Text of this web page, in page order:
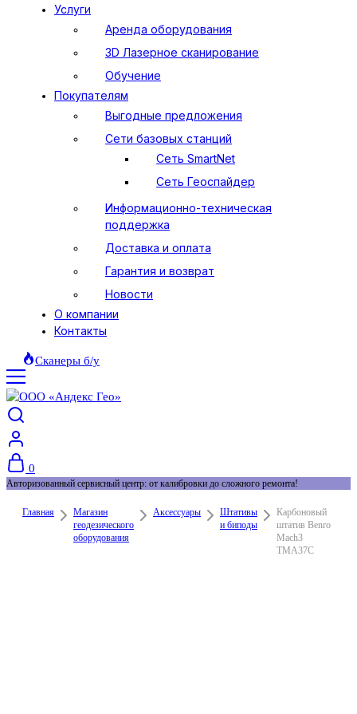
Услуги
Аренда оборудования
3D Лазерное сканирование
Обучение
Покупателям
Выгодные предложения
Сети базовых станций
Сеть SmartNet
Сеть Геоспайдер
Информационно-техническая
поддержка
Доставка и оплата
Гарантия и возврат
Новости
О компании
Контакты
Сканеры б/у
0
Авторизованный сервисный центр: от калибровки до сложного ремонта!
Главная
Магазин
геодезического
оборудования
Аксессуары
Штативы
и биподы
Карбоновый
штатив Benro
Mach3
TMA37C